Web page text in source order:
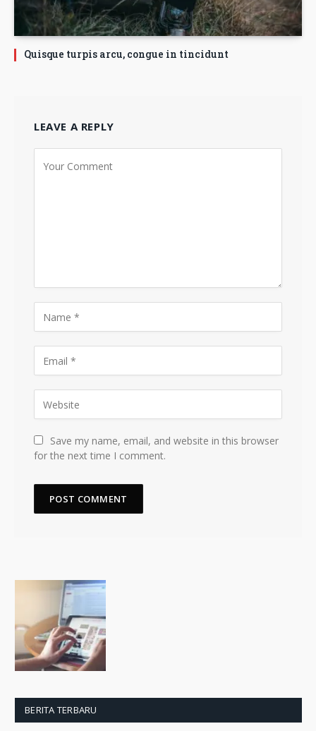
Quisque turpis arcu, congue in tincidunt
LEAVE A REPLY
Save my name, email, and website in this browser
for the next time I comment.
BERITA TERBARU